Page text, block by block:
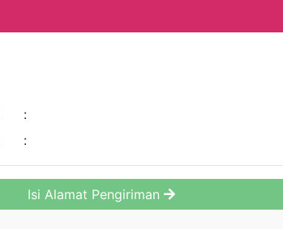
:
:
Isi Alamat Pengiriman